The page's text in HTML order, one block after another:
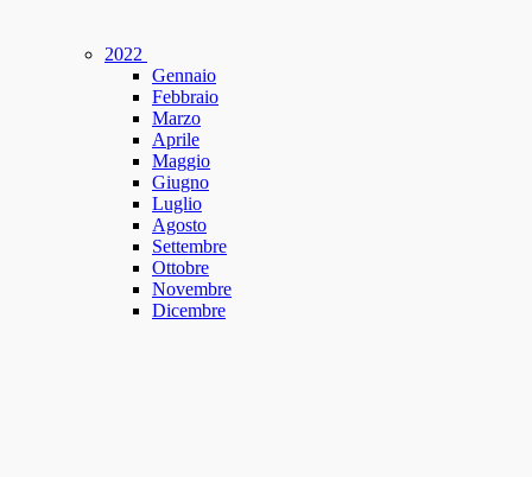
2022
Gennaio
Febbraio
Marzo
Aprile
Maggio
Giugno
Luglio
Agosto
Settembre
Ottobre
Novembre
Dicembre